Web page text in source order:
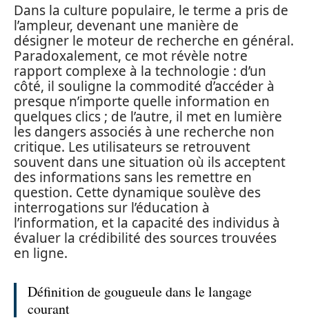
Dans la culture populaire, le terme a pris de
l’ampleur, devenant une manière de
désigner le moteur de recherche en général.
Paradoxalement, ce mot révèle notre
rapport complexe à la technologie : d’un
côté, il souligne la commodité d’accéder à
presque n’importe quelle information en
quelques clics ; de l’autre, il met en lumière
les dangers associés à une recherche non
critique. Les utilisateurs se retrouvent
souvent dans une situation où ils acceptent
des informations sans les remettre en
question. Cette dynamique soulève des
interrogations sur l’éducation à
l’information, et la capacité des individus à
évaluer la crédibilité des sources trouvées
en ligne.
Définition de gougueule dans le langage
courant